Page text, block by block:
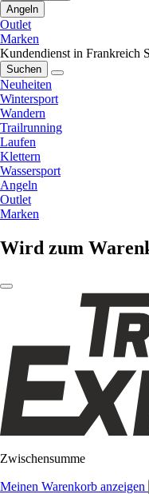
Angeln
Outlet
Marken
Kundendienst in Frankreich
Suchen
Neuheiten
Wintersport
Wandern
Trailrunning
Laufen
Klettern
Wassersport
Angeln
Outlet
Marken
Wird zum
Zwischensumme
Meinen Warenkorb anzeigen